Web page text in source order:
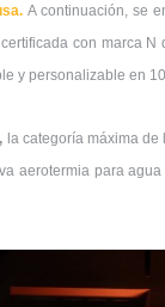
A continuación, se
con marca N
y personalizable en
la categoría máxima de
aerotermia para